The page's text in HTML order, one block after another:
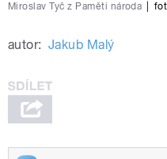
Miroslav Tyč z Paměti národa
autor: Jakub Malý